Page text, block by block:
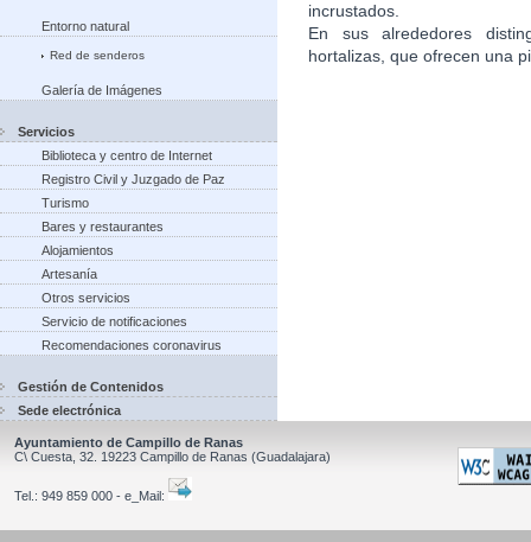
Entorno natural
Red de senderos
Galería de Imágenes
Servicios
Biblioteca y centro de Internet
Registro Civil y Juzgado de Paz
Turismo
Bares y restaurantes
Alojamientos
Artesanía
Otros servicios
Servicio de notificaciones
Recomendaciones coronavirus
Gestión de Contenidos
Sede electrónica
incrustados.
En sus alrededores
hortalizas, que ofrecen una
Ayuntamiento de Campillo de Ranas
C\ Cuesta, 32. 19223 Campillo de Ranas (Guadalajara)
Tel.: 949 859 000 - e_Mail: